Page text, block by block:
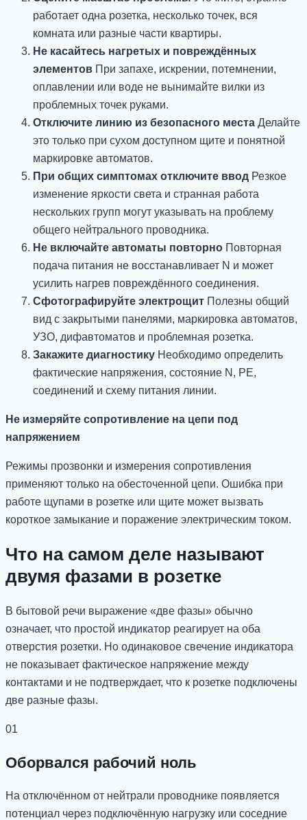
работает одна розетка, несколько точек, вся
комната или разные части квартиры.
Не касайтесь нагретых и повреждённых
элементов При запахе, искрении, потемнении,
оплавлении или воде не вынимайте вилки из
проблемных точек руками.
Отключите линию из безопасного места Делайте
это только при сухом доступном щите и понятной
маркировке автоматов.
При общих симптомах отключите ввод Резкое
изменение яркости света и странная работа
нескольких групп могут указывать на проблему
общего нейтрального проводника.
Не включайте автоматы повторно Повторная
подача питания не восстанавливает N и может
усилить нагрев повреждённого соединения.
Сфотографируйте электрощит Полезны общий
вид с закрытыми панелями, маркировка автоматов,
УЗО, дифавтоматов и проблемная розетка.
Закажите диагностику Необходимо определить
фактические напряжения, состояние N, PE,
соединений и схему питания линии.
Не измеряйте сопротивление на цепи под
напряжением
Режимы прозвонки и измерения сопротивления
применяют только на обесточенной цепи. Ошибка при
работе щупами в розетке или щите может вызвать
короткое замыкание и поражение электрическим током.
Что на самом деле называют
двумя фазами в розетке
В бытовой речи выражение «две фазы» обычно
означает, что простой индикатор реагирует на оба
отверстия розетки. Но одинаковое свечение индикатора
не показывает фактическое напряжение между
контактами и не подтверждает, что к розетке подключены
две разные фазы.
01
Оборвался рабочий ноль
На отключённом от нейтрали проводнике появляется
потенциал через подключённую нагрузку или соседние